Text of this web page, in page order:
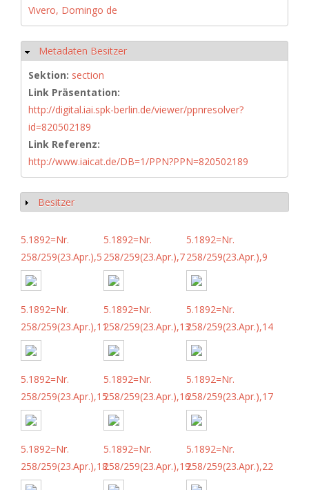
Vivero, Domingo de
Ausblenden
Metadaten Besitzer
Sektion: section
Link Präsentation:
http://digital.iai.spk-berlin.de/viewer/ppnresolver?
id=820502189
Link Referenz:
http://www.iaicat.de/DB=1/PPN?PPN=820502189
Anzeigen
Besitzer
5.1892=Nr.
258/259(23.Apr.),5
5.1892=Nr.
258/259(23.Apr.),7
5.1892=Nr.
258/259(23.Apr.),9
5.1892=Nr.
258/259(23.Apr.),11
5.1892=Nr.
258/259(23.Apr.),13
5.1892=Nr.
258/259(23.Apr.),14
5.1892=Nr.
258/259(23.Apr.),15
5.1892=Nr.
258/259(23.Apr.),16
5.1892=Nr.
258/259(23.Apr.),17
5.1892=Nr.
258/259(23.Apr.),18
5.1892=Nr.
258/259(23.Apr.),19
5.1892=Nr.
258/259(23.Apr.),22